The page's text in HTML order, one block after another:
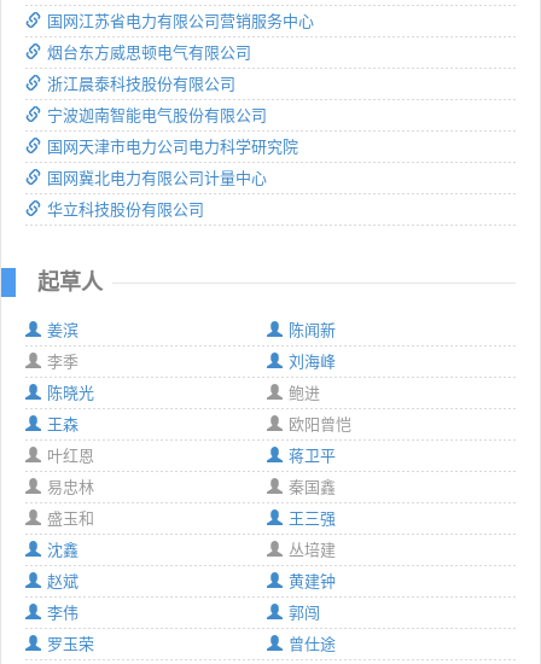
国网江苏省电力有限公司营销服务中心
烟台东方威思顿电气有限公司
浙江晨泰科技股份有限公司
宁波迦南智能电气股份有限公司
国网天津市电力公司电力科学研究院
国网冀北电力有限公司计量中心
华立科技股份有限公司
起草人
姜滨
陈闻新
李季
刘海峰
陈晓光
鲍进
王森
欧阳曾恺
叶红恩
蒋卫平
易忠林
秦国鑫
盛玉和
王三强
沈鑫
丛培建
赵斌
黄建钟
李伟
郭闯
罗玉荣
曾仕途